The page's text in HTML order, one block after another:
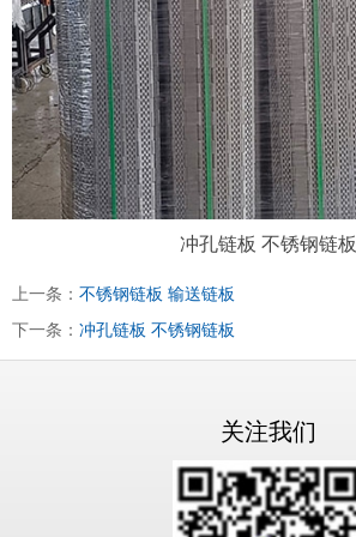
冲孔链板 不锈钢链板
上一条： 不锈钢链板 输送链板
下一条： 冲孔链板 不锈钢链板
关注我们